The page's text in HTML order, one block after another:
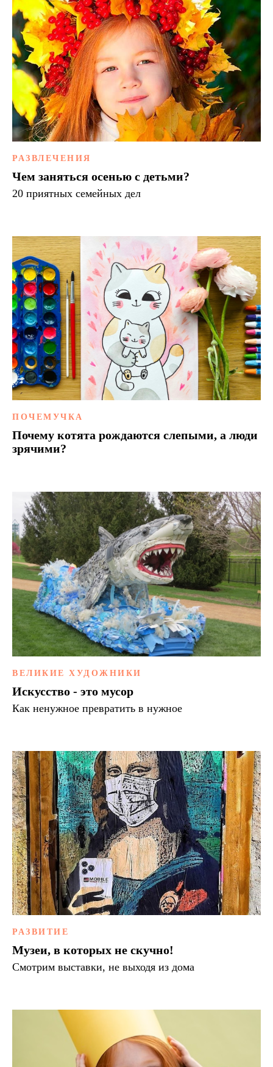
РАЗВЛЕЧЕНИЯ
Чем заняться осенью с детьми?
20 приятных семейных дел
ПОЧЕМУЧКА
Почему котята рождаются слепыми, а люди
зрячими?
ВЕЛИКИЕ ХУДОЖНИКИ
Искусство - это мусор
Как ненужное превратить в нужное
РАЗВИТИЕ
Музеи, в которых не скучно!
Смотрим выставки, не выходя из дома